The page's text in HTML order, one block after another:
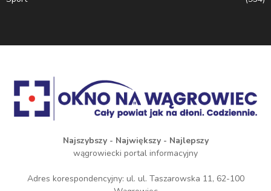
Najszybszy - Największy - Najlepszy
wągrowiecki portal informacyjny
Adres korespondencyjny: ul. ul. Taszarowska 11, 62-100